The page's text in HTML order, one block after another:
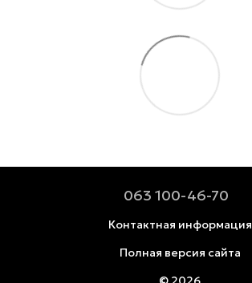
063 100-46-70
Контактная информация
Полная версия сайта